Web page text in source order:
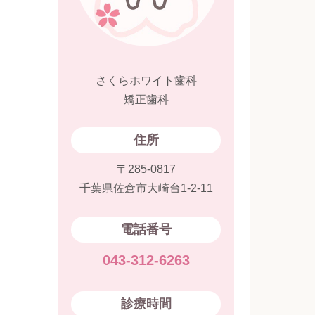
さくらホワイト歯科
矯正歯科
住所
〒285-0817
千葉県佐倉市大崎台1-2-11
電話番号
043-312-6263
診療時間